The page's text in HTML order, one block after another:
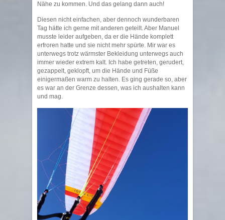
Nähe zu kommen. Und das gelang dann auch!
Diesen nicht einfachen, aber dennoch wunderbaren
Tag hätte ich gerne mit anderen geteilt. Aber Manuel
musste leider aufgeben, da er die Hände komplett
erfroren hatte und sie nicht mehr spürte. Mir war es
unterwegs trotz wärmster Bekleidung unterwegs auch
immer wieder extrem kalt. Ich habe getreten, gerudert,
gezappelt, geklopft, um die Hände und Füße
einigermaßen warm zu halten. Es ging gerade so, aber
es war an der Grenze dessen, was ich aushalten kann
und mag.